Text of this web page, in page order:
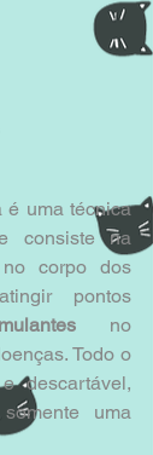
A acupuntura veterinária é uma técnica
consiste na
corpo dos
no
Todo o
descartável,
uma